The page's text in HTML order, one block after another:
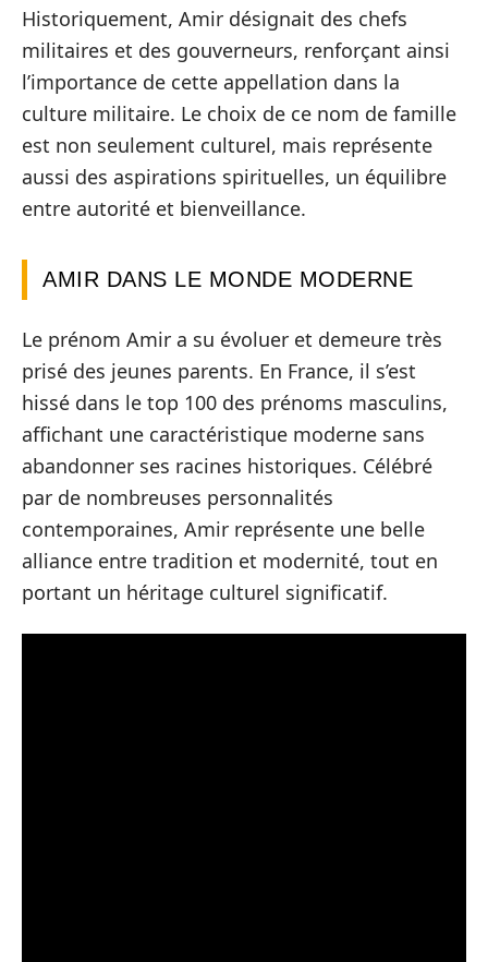
Historiquement, Amir désignait des chefs
militaires et des gouverneurs, renforçant ainsi
l’importance de cette appellation dans la
culture militaire. Le choix de ce nom de famille
est non seulement culturel, mais représente
aussi des aspirations spirituelles, un équilibre
entre autorité et bienveillance.
AMIR DANS LE MONDE MODERNE
Le prénom Amir a su évoluer et demeure très
prisé des jeunes parents. En France, il s’est
hissé dans le top 100 des prénoms masculins,
affichant une caractéristique moderne sans
abandonner ses racines historiques. Célébré
par de nombreuses personnalités
contemporaines, Amir représente une belle
alliance entre tradition et modernité, tout en
portant un héritage culturel significatif.